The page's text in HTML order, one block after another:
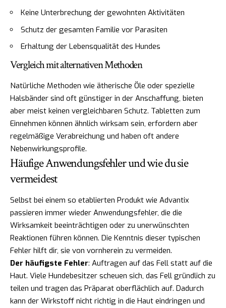
Keine Unterbrechung der gewohnten Aktivitäten
Schutz der gesamten Familie vor Parasiten
Erhaltung der Lebensqualität des Hundes
Vergleich mit alternativen Methoden
Natürliche Methoden wie ätherische Öle oder spezielle
Halsbänder sind oft günstiger in der Anschaffung, bieten
aber meist keinen vergleichbaren Schutz. Tabletten zum
Einnehmen können ähnlich wirksam sein, erfordern aber
regelmäßige Verabreichung und haben oft andere
Nebenwirkungsprofile.
Häufige Anwendungsfehler und wie du sie
vermeidest
Selbst bei einem so etablierten Produkt wie Advantix
passieren immer wieder Anwendungsfehler, die die
Wirksamkeit beeinträchtigen oder zu unerwünschten
Reaktionen führen können. Die Kenntnis dieser typischen
Fehler hilft dir, sie von vornherein zu vermeiden.
Der häufigste Fehler: Auftragen auf das Fell statt auf die
Haut. Viele Hundebesitzer scheuen sich, das Fell gründlich zu
teilen und tragen das Präparat oberflächlich auf. Dadurch
kann der Wirkstoff nicht richtig in die Haut eindringen und